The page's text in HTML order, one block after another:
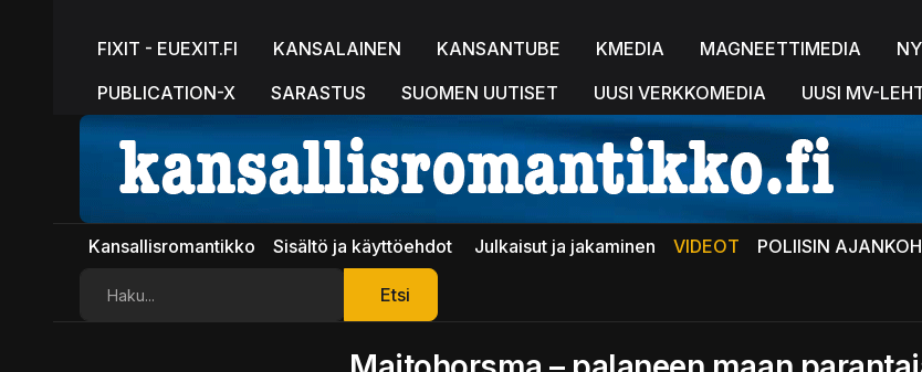
FIXIT - EUEXIT.FI KANSALAINEN KANSANTUBE KMEDIA MAGNEETTIMEDIA
PUBLICATION-X
SARASTUS SUOMEN UUTISET UUSI VERKKOMEDIA UUSI MV-
Kansallisromantikko Sisältö ja käyttöehdot Julkaisut ja jakaminen VIDEOT POLIISIN
Etsi